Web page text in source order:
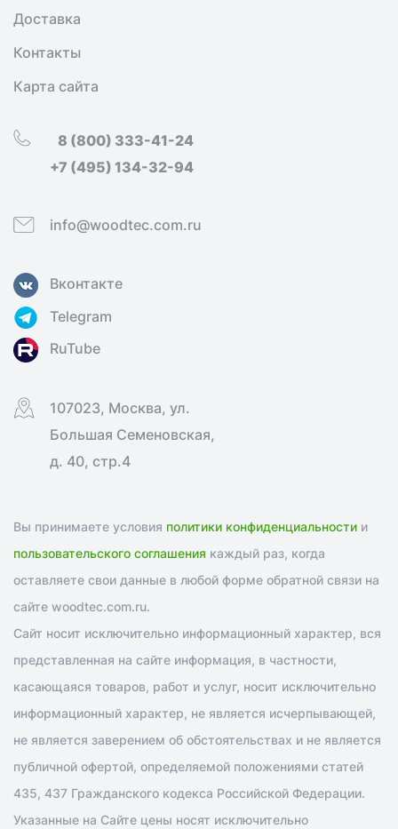
Доставка
Контакты
Карта сайта
8 (800) 333-41-24
+7 (495) 134-32-94
info@woodtec.com.ru
Вконтакте
Telegram
RuTube
107023, Москва, ул.
Большая Семеновская,
д. 40, стр.4
Вы принимаете условия политики конфиденциальности и
пользовательского соглашения каждый раз, когда
оставляете свои данные в любой форме обратной связи на
сайте woodtec.com.ru.
Сайт носит исключительно информационный характер, вся
представленная на сайте информация, в частности,
касающаяся товаров, работ и услуг, носит исключительно
информационный характер, не является исчерпывающей,
не является заверением об обстоятельствах и не является
публичной офертой, определяемой положениями статей
435, 437 Гражданского кодекса Российской Федерации.
Указанные на Сайте цены носят исключительно